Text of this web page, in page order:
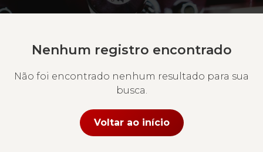
Nenhum registro encontrado
Não foi encontrado nenhum resultado para sua
busca.
Voltar ao início